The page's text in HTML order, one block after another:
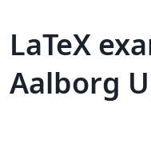
LaTeX
Aalborg